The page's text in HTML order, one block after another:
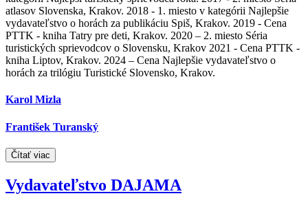
atlasov Slovenska, Krakov. 2018 - 1. miesto v kategórii Najlepšie
vydavateľstvo o horách za publikáciu Spiš, Krakov. 2019 - Cena
PTTK - kniha Tatry pre deti, Krakov. 2020 – 2. miesto Séria
turistických sprievodcov o Slovensku, Krakov 2021 - Cena PTTK -
kniha Liptov, Krakov. 2024 – Cena Najlepšie vydavateľstvo o
horách za trilógiu Turistické Slovensko, Krakov.
Karol Mizla
František Turanský
Čítať viac
Vydavateľstvo DAJAMA